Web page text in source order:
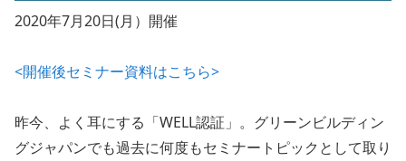
2020年7月20日(月）開催
<開催後セミナー資料はこちら>
昨今、よく耳にする「WELL認証」。グリーンビルディン
グジャパンでも過去に何度もセミナートピックとして取り